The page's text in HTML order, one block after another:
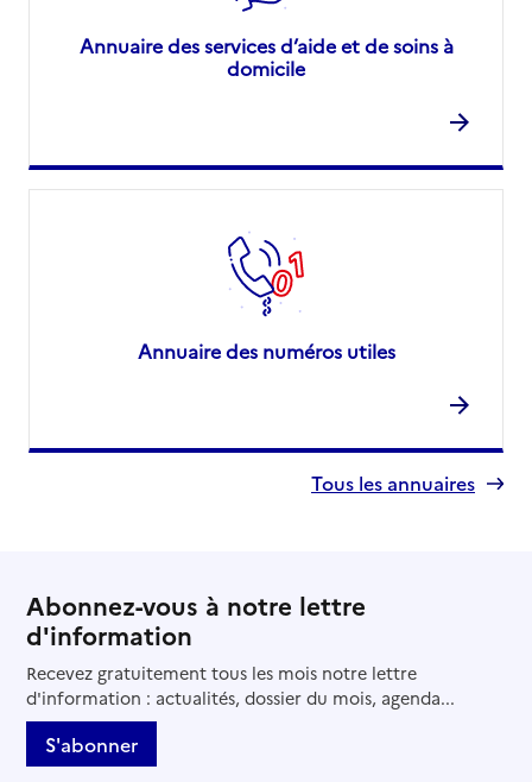
Annuaire des services d’aide et de soins à
domicile
Annuaire des numéros utiles
Tous les annuaires
Abonnez-vous à notre lettre
d'information
Recevez gratuitement tous les mois notre lettre
d'information : actualités, dossier du mois, agenda...
S'abonner